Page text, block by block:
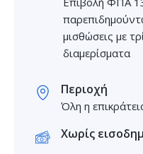
μισθώσεις με
διαμερίσματα
Περιοχή
Όλη η
Χωρίς